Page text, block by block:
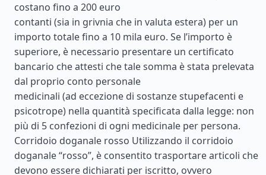
costano fino a 200 euro
contanti (sia in grivnia che in valuta estera) per un
importo totale fino a 10 mila euro. Se l’importo è
superiore, è necessario presentare un certificato
bancario che attesti che tale somma è stata prelevata
dal proprio conto personale
medicinali (ad eccezione di sostanze stupefacenti e
psicotrope) nella quantità specificata dalla legge: non
più di 5 confezioni di ogni medicinale per persona.
Corridoio doganale rosso Utilizzando il corridoio
doganale “rosso”, è consentito trasportare articoli che
devono essere dichiarati per iscritto, ovvero